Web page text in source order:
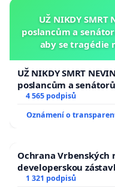
UŽ NIKDY SMRT
poslancům a
aby se tragédie
UŽ NIKDY SMRT
poslancům a
aby se tragédie
4 565 podpisů
Oznámení o
Ochrana
developerskou
1 321 podpisů